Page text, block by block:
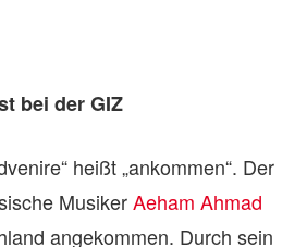
bei der GIZ
heißt „ankommen“. Der
MusikerAeham Ahmad
angekommen. Durch sein